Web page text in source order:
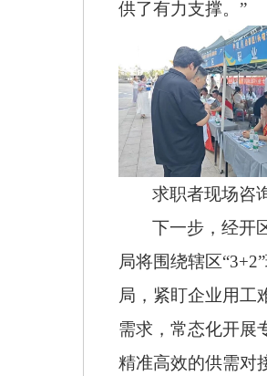
供了有力支撑。”
求职者现场咨
下一步，经开
局将围绕辖区
局，紧盯企业用工
需求，常态化开展
精准高效的供需对